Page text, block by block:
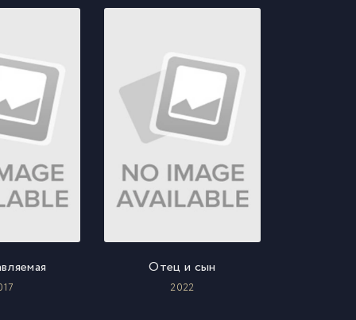
Отец и сын
2022